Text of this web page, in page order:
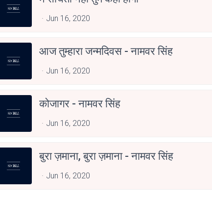
Jun 16, 2020
आज तुम्हारा जन्मदिवस - नामवर सिंह
Jun 16, 2020
कोजागर - नामवर सिंह
Jun 16, 2020
बुरा ज़माना, बुरा ज़माना - नामवर सिंह
Jun 16, 2020